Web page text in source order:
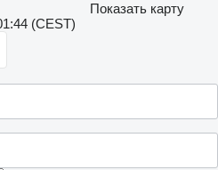
Показать карту
(CEST)